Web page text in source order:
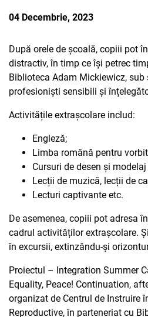
CONTACTE
04 Decembrie, 2023
După orele de școală, copiii pot
distractiv, în timp ce își petrec
Biblioteca Adam Mickiewicz, sub
profesioniști sensibili și
Activitățile extrașcolare includ:
Engleză;
Limba română pentru
Cursuri de desen și
Lecții de muzică, lecții de
Lecturi captivante etc.
De asemenea, copiii pot adresa
cadrul activităților extrașcolare.
în excursii, extinzându-și
Proiectul – Integration Summer
Equality, Peace! Continuation,
organizat de Centrul de Instruire
Reproductive, în parteneriat cu